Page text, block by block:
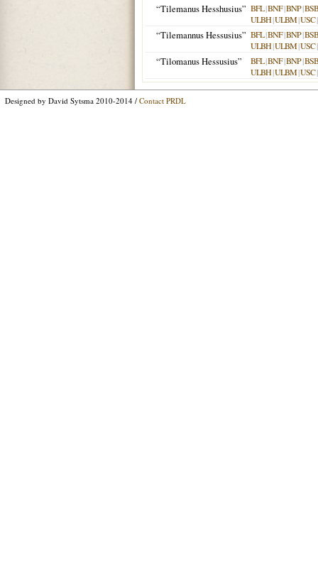
“Tilemanus Hesshusius” BFL|BNF|BNP|BSB
ULBH|ULBM|USC|
“Tilemannus Hessusius” BFL|BNF|BNP|BSB
ULBH|ULBM|USC|
“Tilomanus Hessusius” BFL|BNF|BNP|BSB
ULBH|ULBM|USC|
Designed by David Sytsma 2010-2014 / Contact PRDL